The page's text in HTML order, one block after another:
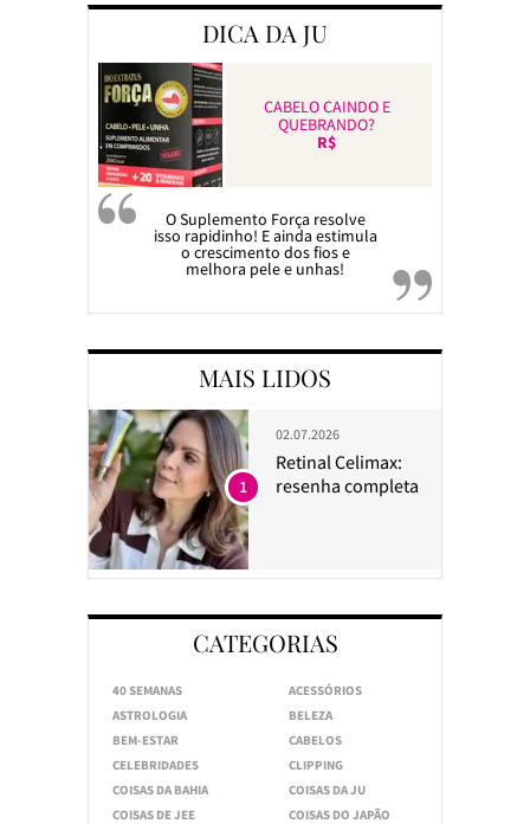
DICA DA JU
CABELO CAINDO E
QUEBRANDO?
R$
O Suplemento Força resolve
isso rapidinho! E ainda estimula
o crescimento dos fios e
melhora pele e unhas!
MAIS LIDOS
02.07.2026
Retinal Celimax:
resenha completa
1
CATEGORIAS
40 SEMANAS
ACESSÓRIOS
ASTROLOGIA
BELEZA
BEM-ESTAR
CABELOS
CELEBRIDADES
CLIPPING
COISAS DA BAHIA
COISAS DA JU
COISAS DE JEE
COISAS DO JAPÃO